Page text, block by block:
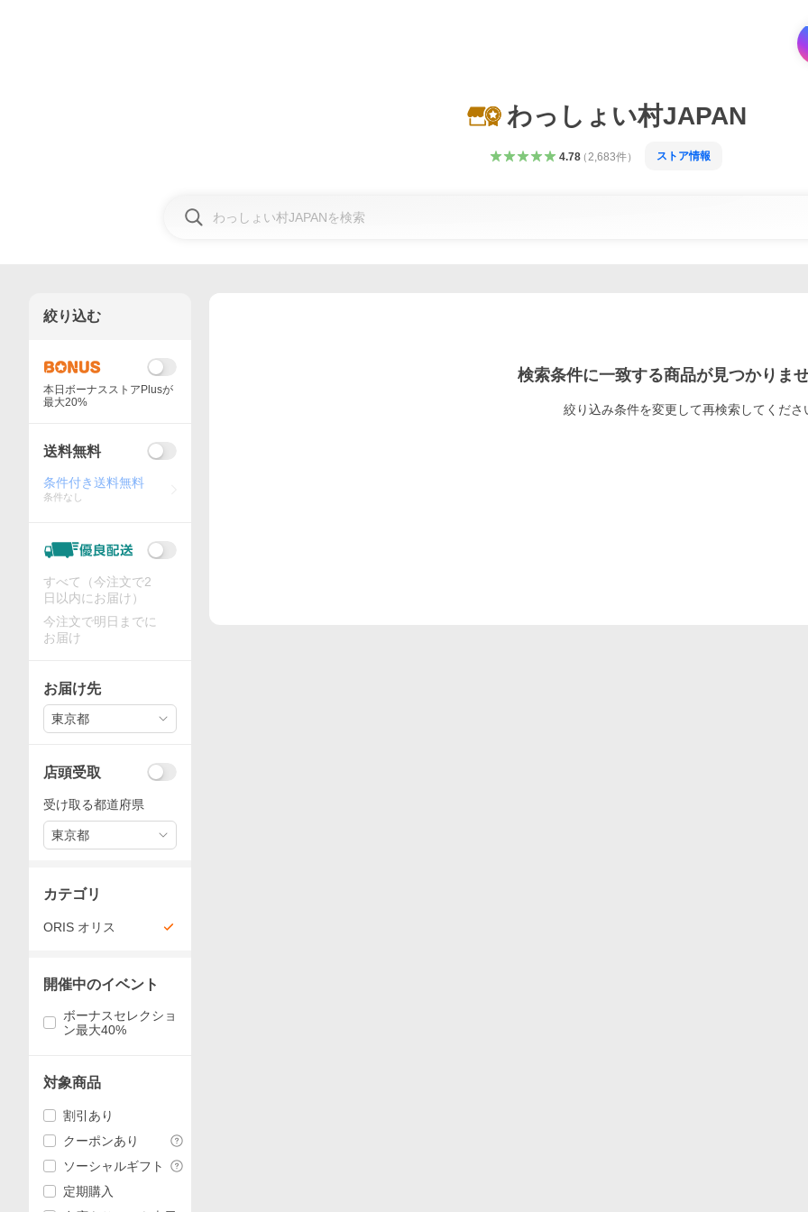
わっしょい村JAPAN
4.78（ 2,683件） ストア情報
検索条件に一致する商品が見つかりま
絞り込み条件を変更して再検索してくださ
絞り込む
本日ボーナスストアPlusが
最大20%
送料無料
条件付き送料無料
条件なし
すべて（今注文で2
日以内にお届け）
今注文で明日までに
お届け
お届け先
東京都
店頭受取
受け取る都道府県
東京都
カテゴリ
ORIS オリス
開催中のイベント
ボーナスセレクショ
ン最大40%
対象商品
割引あり
クーポンあり
ソーシャルギフト
定期購入